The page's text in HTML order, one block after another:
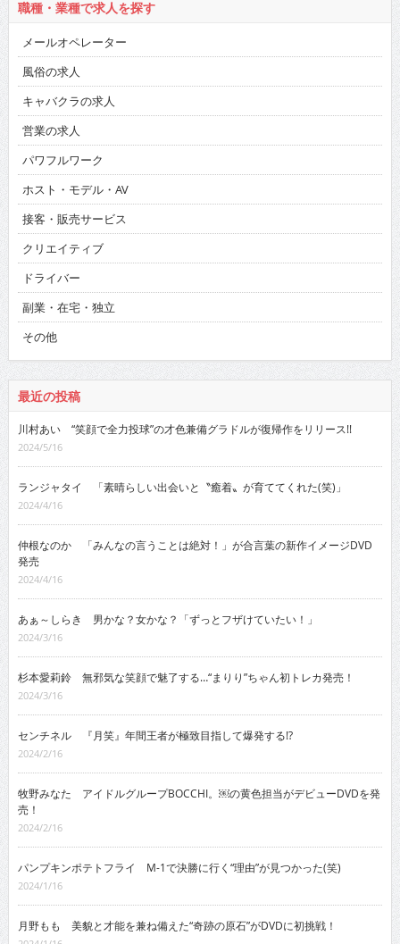
職種・業種で求人を探す
メールオペレーター
風俗の求人
キャバクラの求人
営業の求人
パワフルワーク
ホスト・モデル・AV
接客・販売サービス
クリエイティブ
ドライバー
副業・在宅・独立
その他
最近の投稿
川村あい “笑顔で全力投球”の才色兼備グラドルが復帰作をリリース!!
2024/5/16
ランジャタイ 「素晴らしい出会いと〝癒着〟が育ててくれた(笑)」
2024/4/16
仲根なのか 「みんなの言うことは絶対！」が合言葉の新作イメージDVD
発売
2024/4/16
あぁ～しらき 男かな？女かな？「ずっとフザけていたい！」
2024/3/16
杉本愛莉鈴 無邪気な笑顔で魅了する…“まりり”ちゃん初トレカ発売！
2024/3/16
センチネル 『月笑』年間王者が極致目指して爆発する!?
2024/2/16
牧野みなた アイドルグループBOCCHI。￼の黄色担当がデビューDVDを発
売！
2024/2/16
パンプキンポテトフライ M-1で決勝に行く“理由”が見つかった(笑)
2024/1/16
月野もも 美貌と才能を兼ね備えた“奇跡の原石”がDVDに初挑戦！